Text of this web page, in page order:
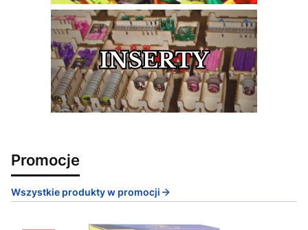
Promocje
Wszystkie produkty w promocji